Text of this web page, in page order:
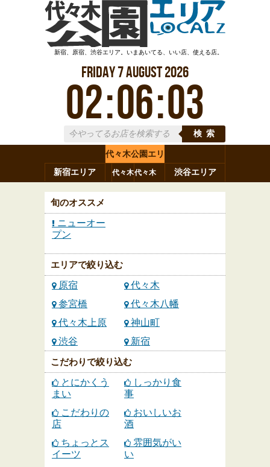
新宿、原宿、渋谷エリア。いまあいてる、いい店、使える店。
Friday7August2026
02:06:04
検索
新宿エリア
代々木公園エリ
ア
渋谷エリア
原宿 代々木参宮橋
代々木
八幡
代々木
上原 神山町 渋谷 新宿
旬のオススメ
ニューオー
プン
エリアで絞り込む
原宿
代々木
参宮橋
代々木八幡
代々木上原
神山町
渋谷
新宿
こだわりで絞り込む
とにかくう
まい
しっかり食
事
こだわりの
店
おいしいお
酒
ちょっとス
イーツ
雰囲気がい
い